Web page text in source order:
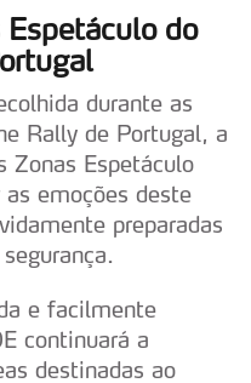
do
durante as
Rally de Portugal, a
Zonas Espetáculo
emoções deste
preparadas
e facilmente
continuará a
destinadas ao